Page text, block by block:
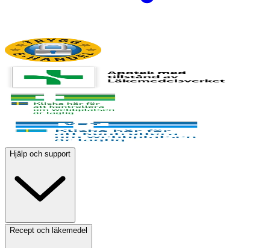
Hjälp och support
Recept och läkemedel